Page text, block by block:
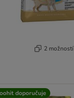
2 možností
doporučuje